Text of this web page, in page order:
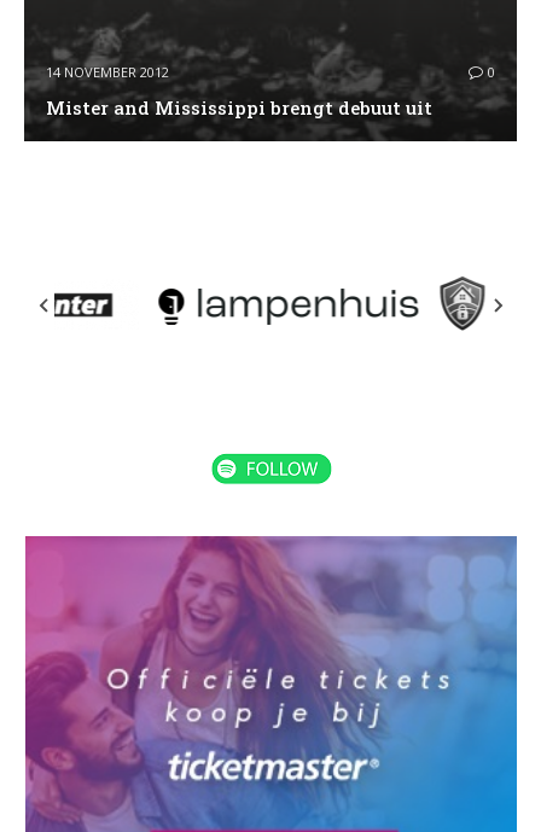
14 NOVEMBER 2012 0
Mister and Mississipp​i brengt debuut uit